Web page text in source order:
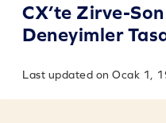
CX’te Zirve-
Deneyimler
Last updated on Ocak 1,